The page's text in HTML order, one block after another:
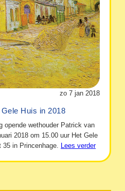
zo 7 jan 2018
Huis in 2018
opende wethouder Patrick van
2018 om 15.00 uur Het Gele
35 in Princenhage. Lees verder